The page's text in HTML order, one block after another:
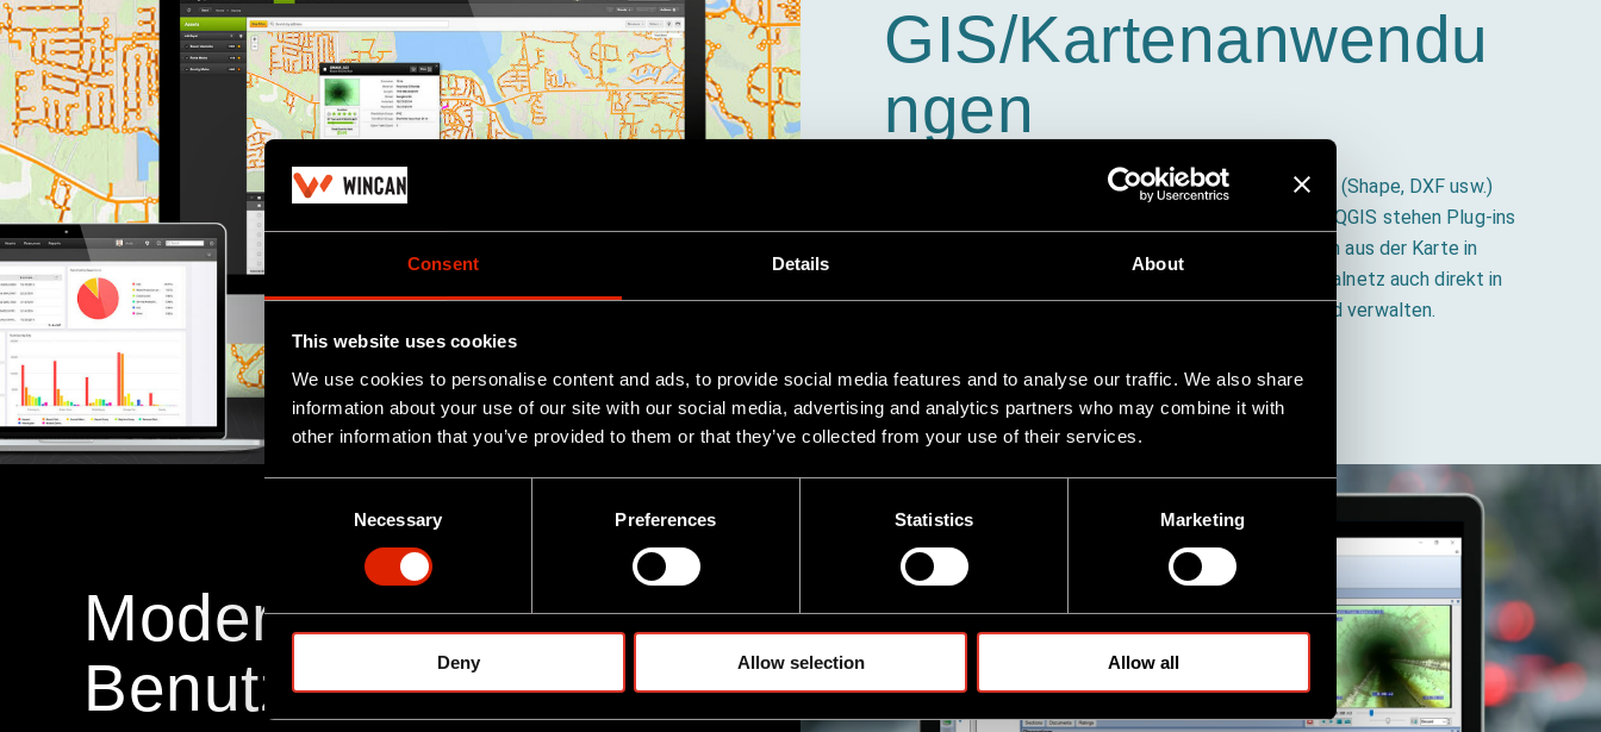
Consent Details About
This website uses cookies
We use cookies to personalise content and ads, to provide social media features and to analyse our traffic. We also share
information about your use of our site with our social media, advertising and analytics partners who may combine it with
other information that you’ve provided to them or that they’ve collected from your use of their services.
e
e
Necessary Preferences Statistics Marketing
Deny Allow selection Allow all
GIS/Kartenanwendu
ngen
WinCan VX ist mit allen gängigen Geo-Datenformaten (Shape, DXF usw.)
kompatibel. Für führende GIS-Systeme wie ESRI und QGIS stehen Plug-ins
zur Verfügung, die eine direkte Übertragung der Daten aus der Karte in
WinCan VX ermöglichen. Alternativ lässt sich das Kanalnetz auch direkt in
der integrierten GIS-Lösung WinCan Map anzeigen und verwalten.
Moderne
Benutzeroberfläche